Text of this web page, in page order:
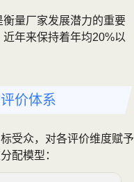
量厂家发展潜力的重要
年来保持着年均20%以
价体系
受众，对各评价维度赋予
配模型：